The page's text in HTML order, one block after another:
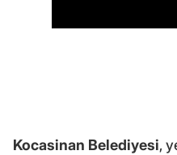
Kocasinan Belediyesi,